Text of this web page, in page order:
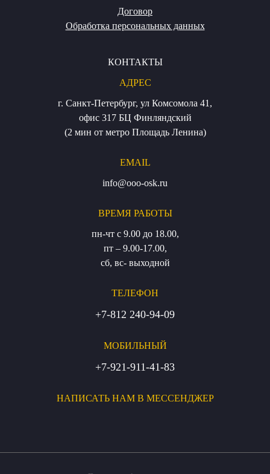
Договор
Обработка персональных данных
КОНТАКТЫ
АДРЕС
г. Санкт-Петербург, ул Комсомола 41,
офис 317 БЦ Финляндский
(2 мин от метро Площадь Ленина)
EMAIL
info@ooo-osk.ru
ВРЕМЯ РАБОТЫ
пн-чт с 9.00 до 18.00,
пт – 9.00-17.00,
сб, вс- выходной
ТЕЛЕФОН
+7-812 240-94-09
МОБИЛЬНЫЙ
+7-921-911-41-83
НАПИСАТЬ НАМ В МЕССЕНДЖЕР